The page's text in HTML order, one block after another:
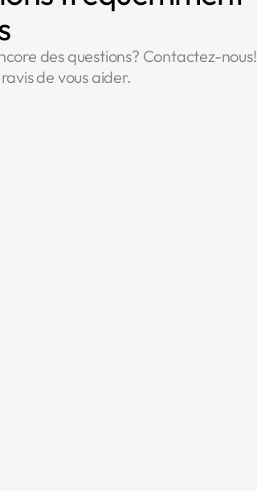
des questions? Contactez-nous!
de vous aider.